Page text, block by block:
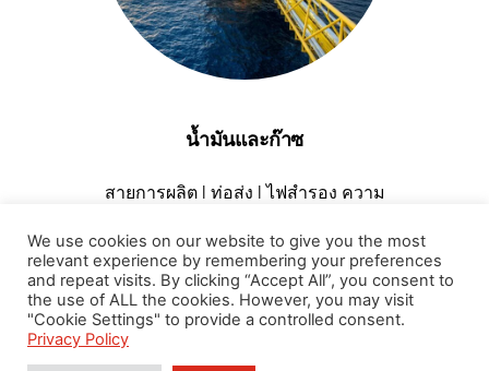
น้ำมันและก๊าซ
สายการผลิต I ท่อส่ง I ไฟสำรอง ความ
อ่านต่อ
We use cookies on our website to give you the most
relevant experience by remembering your preferences
and repeat visits. By clicking “Accept All”, you consent to
the use of ALL the cookies. However, you may visit
"Cookie Settings" to provide a controlled consent.
Privacy Policy